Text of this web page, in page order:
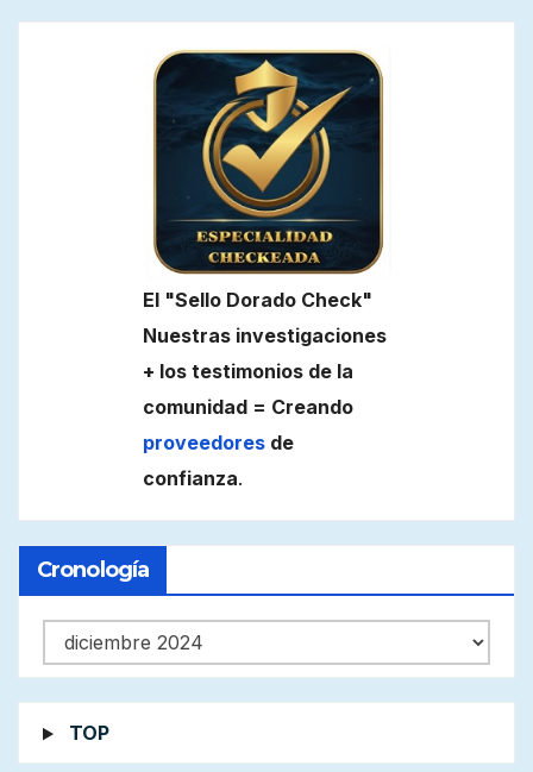
El "Sello Dorado Check"
Nuestras investigaciones
+ los testimonios de la
comunidad = Creando
proveedores de
confianza.
Cronología
Cronología
TOP